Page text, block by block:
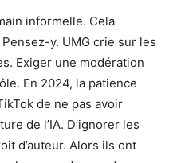
informelle. Cela
y. UMG crie sur les
Exiger une modération
En 2024, la patience
de ne pas avoir
de l’IA. D’ignorer les
d’auteur. Alors ils ont